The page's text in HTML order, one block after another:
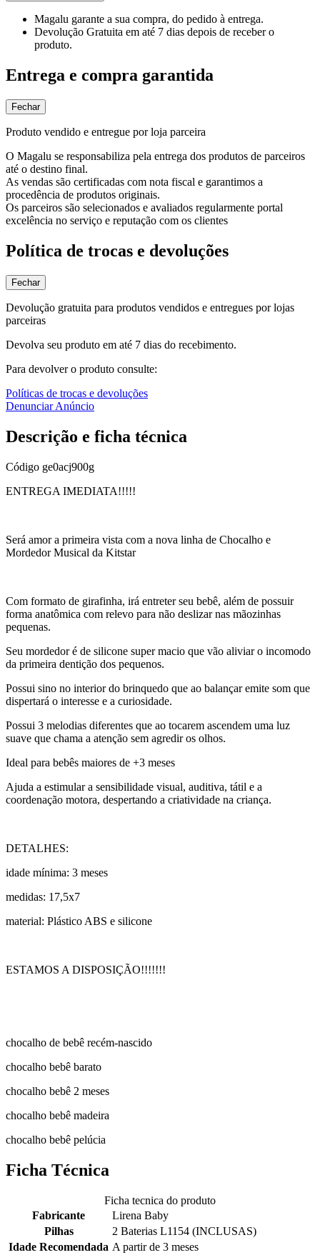
Magalu garante a sua compra, do pedido à entrega.
Devolução Gratuita em até 7 dias depois de receber o
produto.
Entrega e compra garantida
Fechar
Produto vendido e entregue por loja parceira
O Magalu se responsabiliza pela entrega dos produtos de parceiros
até o destino final.
As vendas são certificadas com nota fiscal e garantimos a
procedência de produtos originais.
Os parceiros são selecionados e avaliados regularmente portal
excelência no serviço e reputação com os clientes
Política de trocas e devoluções
Fechar
Devolução gratuita para produtos vendidos e entregues por lojas
parceiras
Devolva seu produto em até 7 dias do recebimento.
Para devolver o produto consulte:
Políticas de trocas e devoluções
Denunciar Anúncio
Descrição e ficha técnica
Código ge0acj900g
ENTREGA IMEDIATA!!!!!
Será amor a primeira vista com a nova linha de Chocalho e
Mordedor Musical da Kitstar
Com formato de girafinha, irá entreter seu bebê, além de possuir
forma anatômica com relevo para não deslizar nas mãozinhas
pequenas.
Seu mordedor é de silicone super macio que vão aliviar o incomodo
da primeira dentição dos pequenos.
Possui sino no interior do brinquedo que ao balançar emite som que
dispertará o interesse e a curiosidade.
Possui 3 melodias diferentes que ao tocarem ascendem uma luz
suave que chama a atenção sem agredir os olhos.
Ideal para bebês maiores de +3 meses
Ajuda a estimular a sensibilidade visual, auditiva, tátil e a
coordenação motora, despertando a criatividade na criança.
DETALHES:
idade mínima: 3 meses
medidas: 17,5x7
material: Plástico ABS e silicone
ESTAMOS A DISPOSIÇÃO!!!!!!!
chocalho de bebê recém-nascido
chocalho bebê barato
chocalho bebê 2 meses
chocalho bebê madeira
chocalho bebê pelúcia
Ficha Técnica
Ficha tecnica do produto
Fabricante
Lirena Baby
Pilhas
2 Baterias L1154 (INCLUSAS)
Idade Recomendada A partir de 3 meses